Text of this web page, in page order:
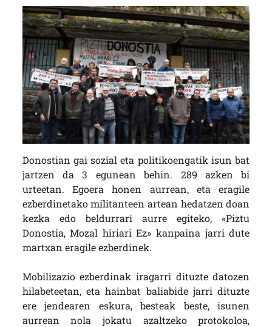
Donostian gai sozial eta politikoengatik isun bat
jartzen da 3 egunean behin. 289 azken bi
urteetan. Egoera honen aurrean, eta eragile
ezberdinetako militanteen artean hedatzen doan
kezka edo beldurrari aurre egiteko, «Piztu
Donostia, Mozal hiriari Ez» kanpaina jarri dute
martxan eragile ezberdinek.
Mobilizazio ezberdinak iragarri dituzte datozen
hilabeteetan, eta hainbat baliabide jarri dituzte
ere jendearen eskura, besteak beste, isunen
aurrean nola jokatu azaltzeko protokoloa,